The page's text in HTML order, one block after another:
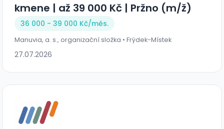
kmene | až 39 000 Kč | Pržno (m/ž)
36 000 - 39 000 Kč/měs.
Manuvia, a. s., organizační složka • Frýdek-Místek
27.07.2026